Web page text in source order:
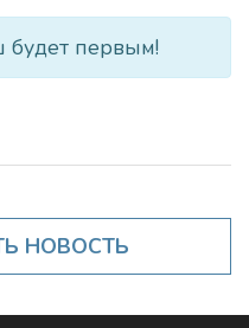
будет первым!
НОВОСТЬ